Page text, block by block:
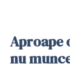
Aproape
nu